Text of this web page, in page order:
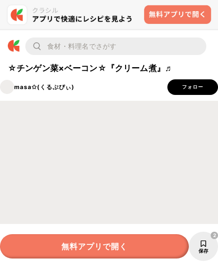
☆チンゲン菜×ベーコン☆『クリーム煮』♬
masa✩(くるぷぴぃ) フォロー
無料アプリで開く 保存
2